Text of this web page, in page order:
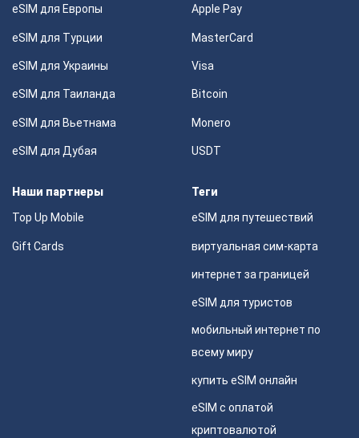
eSIM для Европы
eSIM для Турции
eSIM для Украины
eSIM для Таиланда
eSIM для Вьетнама
eSIM для Дубая
Apple Pay
MasterCard
Visa
Bitcoin
Monero
USDT
Наши партнеры
Top Up Mobile
Gift Cards
Теги
eSIM для путешествий
виртуальная сим-карта
интернет за границей
eSIM для туристов
мобильный интернет по
всему миру
купить eSIM онлайн
eSIM с оплатой
криптовалютой